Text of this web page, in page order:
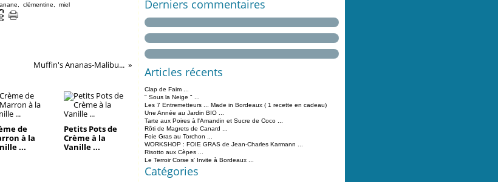
clémentine miel
Muffin's Ananas-Malibu...
de
à la
...
Petits Pots de
Crème à la
Vanille ...
Derniers commentaires
Articles récents
Clap de Faim ...
" Sous la Neige " ...
Les 7 Entremetteurs ... Made in Bordeaux ( 1 recette en cadeau)
Une Année au Jardin BIO ...
Tarte aux Poires à l'Amandin et Sucre de Coco ...
Rôti de Magrets de Canard ...
Foie Gras au Torchon ...
WORKSHOP : FOIE GRAS de Jean-Charles Karmann ...
Risotto aux Cèpes ...
Le Terroir Corse s' Invite à Bordeaux ...
Catégories